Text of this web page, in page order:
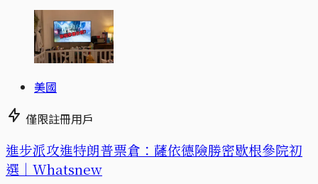
美國
僅限註冊用戶
進步派攻進特朗普票倉：薩依德險勝密歇根參院初
選｜Whatsnew